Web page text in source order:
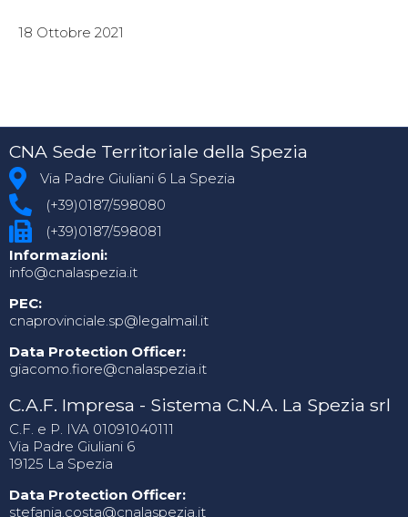
18 Ottobre 2021
CNA Sede Territoriale della Spezia
Via Padre Giuliani 6 La Spezia
(+39)0187/598080
(+39)0187/598081
Informazioni:
info@cnalaspezia.it
PEC:
cnaprovinciale.sp@legalmail.it
Data Protection Officer:
giacomo.fiore@cnalaspezia.it
C.A.F. Impresa - Sistema C.N.A. La Spezia srl
C.F. e P. IVA 01091040111
Via Padre Giuliani 6
19125 La Spezia
Data Protection Officer:
stefania.costa@cnalaspezia.it